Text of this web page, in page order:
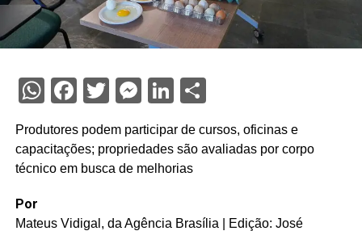
WhatsApp
Facebook
Twitter
Messenger
LinkedIn
Share
Produtores podem participar de cursos, oficinas e
capacitações; propriedades são avaliadas por corpo
técnico em busca de melhorias
Por
Mateus Vidigal, da Agência Brasília | Edição: José